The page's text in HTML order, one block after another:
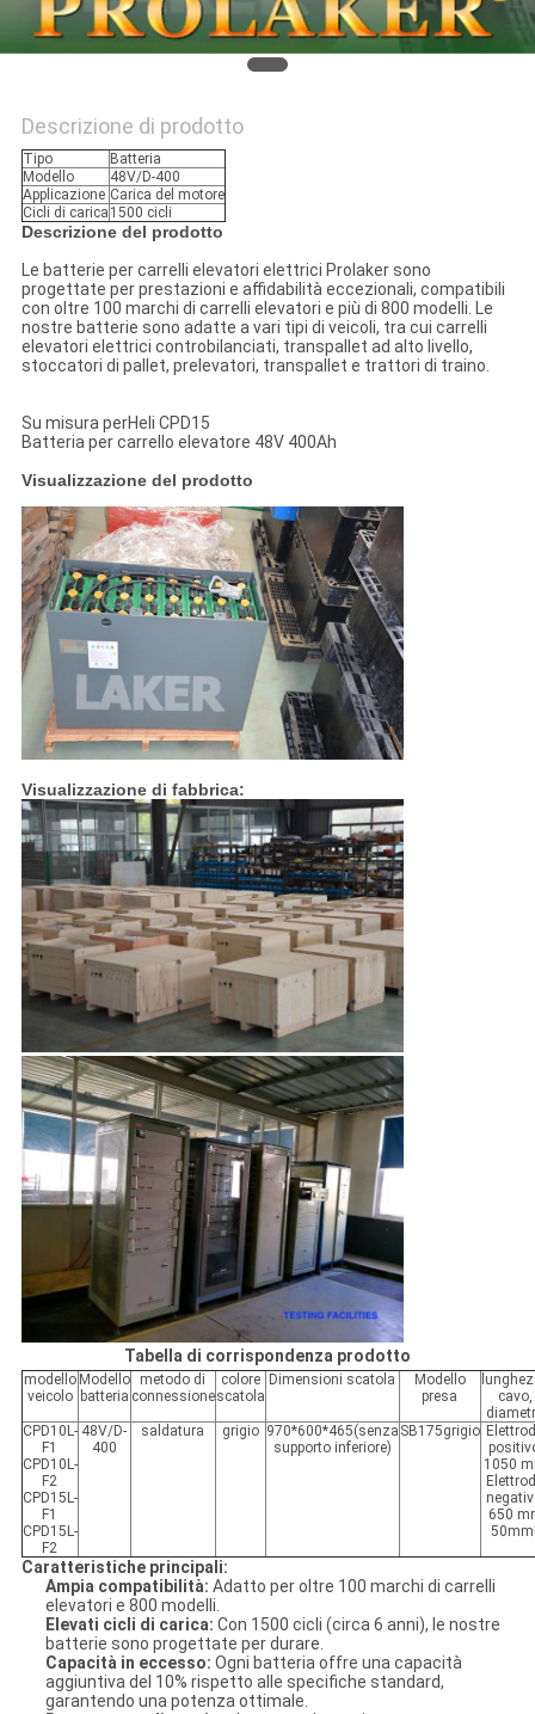
Descrizione di prodotto
Tipo
Batteria
Modello
48V/D-400
Applicazione Carica del motore
Cicli di carica 1500 cicli
Descrizione del prodotto
Le batterie per carrelli elevatori elettrici Prolaker sono
progettate per prestazioni e affidabilità eccezionali, compatibili
con oltre 100 marchi di carrelli elevatori e più di 800 modelli. Le
nostre batterie sono adatte a vari tipi di veicoli, tra cui carrelli
elevatori elettrici controbilanciati, transpallet ad alto livello,
stoccatori di pallet, prelevatori, transpallet e trattori di traino.
Su misura perHeli CPD15
Batteria per carrello elevatore 48V 400Ah
Visualizzazione del prodotto
Visualizzazione di fabbrica:
Tabella di corrispondenza prodotto
modello
veicolo
Modello
batteria
metodo di
connessione
colore
scatola
Dimensioni scatola
Modello
presa
cavo,
CPD10L-
F1
CPD10L-
F2
CPD15L-
F1
CPD15L-
F2
48V/D-
400
saldatura grigio 970*600*465(senza
supporto inferiore)
SB175grigio
1050
650
Caratteristiche principali:
Ampia compatibilità: Adatto per oltre 100 marchi di carrelli
elevatori e 800 modelli.
Elevati cicli di carica: Con 1500 cicli (circa 6 anni), le nostre
batterie sono progettate per durare.
Capacità in eccesso: Ogni batteria offre una capacità
aggiuntiva del 10% rispetto alle specifiche standard,
garantendo una potenza ottimale.